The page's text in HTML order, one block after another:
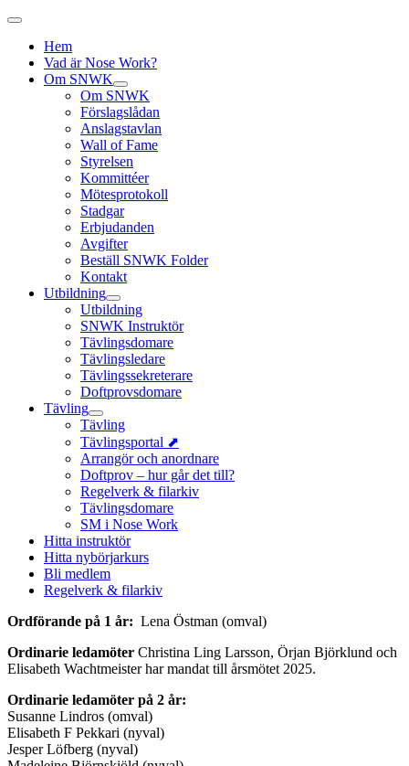
Hem
Vad är Nose Work?
Om SNWK
Om SNWK
Förslagslådan
Anslagstavlan
Wall of Fame
Styrelsen
Kommittéer
Mötesprotokoll
Stadgar
Erbjudanden
Avgifter
Beställ SNWK Folder
Kontakt
Utbildning
Utbildning
SNWK Instruktör
Tävlingsdomare
Tävlingsledare
Tävlingssekreterare
Doftprovsdomare
Tävling
Tävling
Tävlingsportal ⬈
Arrangör och anordnare
Doftprov – hur går det till?
Regelverk & filarkiv
Tävlingsdomare
SM i Nose Work
Hitta instruktör
Hitta nybörjarkurs
Bli medlem
Regelverk & filarkiv
Ordförande på 1 år: Lena Östman (omval)
Ordinarie ledamöter Christina Ling Larsson, Örjan Björklund och
Elisabeth Wachtmeister har mandat till årsmötet 2025.
Ordinarie ledamöter på 2 år:
Susanne Lindros (omval)
Elisabeth F Pekkari (nyval)
Jesper Löfberg (nyval)